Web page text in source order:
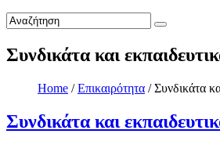
Συνδικάτα και
Home / Επικαιρότητα / Συνδικάτα
Συνδικάτα και